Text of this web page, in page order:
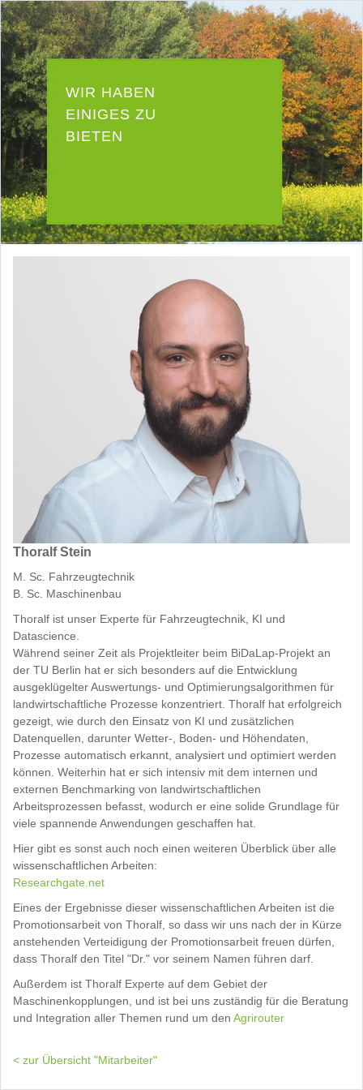
WIR HABEN
EINIGES ZU
BIETEN
Thoralf Stein
M. Sc. Fahrzeugtechnik
B. Sc. Maschinenbau
Thoralf ist unser Experte für Fahrzeugtechnik, KI und
Datascience.
Während seiner Zeit als Projektleiter beim BiDaLap-Projekt an
der TU Berlin hat er sich besonders auf die Entwicklung
ausgeklügelter Auswertungs- und Optimierungsalgorithmen für
landwirtschaftliche Prozesse konzentriert. Thoralf hat erfolgreich
gezeigt, wie durch den Einsatz von KI und zusätzlichen
Datenquellen, darunter Wetter-, Boden- und Höhendaten,
Prozesse automatisch erkannt, analysiert und optimiert werden
können. Weiterhin hat er sich intensiv mit dem internen und
externen Benchmarking von landwirtschaftlichen
Arbeitsprozessen befasst, wodurch er eine solide Grundlage für
viele spannende Anwendungen geschaffen hat.
Hier gibt es sonst auch noch einen weiteren Überblick über alle
wissenschaftlichen Arbeiten:
Researchgate.net
Eines der Ergebnisse dieser wissenschaftlichen Arbeiten ist die
Promotionsarbeit von Thoralf, so dass wir uns nach der in Kürze
anstehenden Verteidigung der Promotionsarbeit freuen dürfen,
dass Thoralf den Titel "Dr." vor seinem Namen führen darf.
Außerdem ist Thoralf Experte auf dem Gebiet der
Maschinenkopplungen, und ist bei uns zuständig für die Beratung
und Integration aller Themen rund um den Agrirouter
< zur Übersicht "Mitarbeiter"